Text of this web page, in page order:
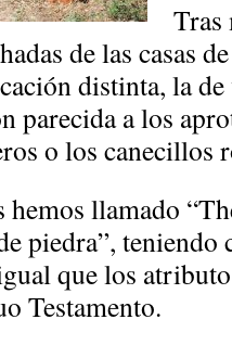
Tras
de las casas
distinta, la
parecida a los
o los canecillos
hemos llamado
piedra”, teniendo
que los
Testamento.